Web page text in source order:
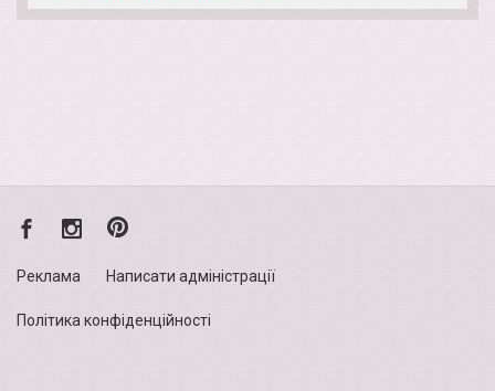
Реклама Написати адміністрації
Політика конфіденційності